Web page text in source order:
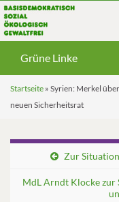
Grüne Linke
Startseite » Syrien: Merkel
neuen Sicherheitsrat
Zur
MdL Arndt Klocke zur